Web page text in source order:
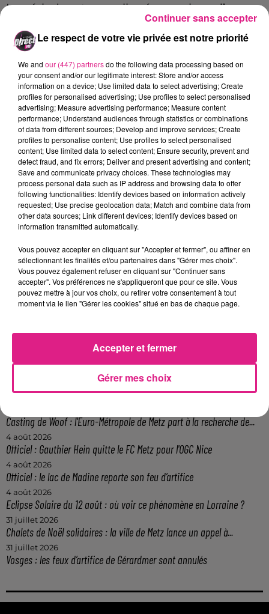
La période est compliquée en raison d’un
manque de visibilité. Les prévisions pour
2026ne sont pas bonnes : une baisse de 5 %
en France est annoncée, un secteur estimé à
50 milliards d’eurosde chiffre d’affaires.
Sur le long terme, la fédération garde
toutefois espoir d’une amélioration, portée
par les attentes des Français :
88 %d’entre eux souhaitent que l’entretien
des réseaux d’eau, des routes et des
infrastructures soit au cœur des débats lors
des prochaines élections municipales.
Travaux Publics de Lorraine :
Crédit :D!RECT FM
Lorraine : une journée pas comme les autres au Parc animalier de...
Metz : une distribution de lunette gratuite pour voir l’éclipse
Casting de Woof : l'Euro-Métropole de Metz part à la recherche de...
4 août 2026
Officiel : Gauthier Hein quitte le FC Metz pour l'OGC Nice
4 août 2026
Officiel : le lac de Madine reporte son feu d’artifice
4 août 2026
Eclipse Solaire du 12 août : où voir ce phénomène en Lorraine ?
31 juillet 2026
Chalets de Noël solidaires : la ville de Metz lance un appel à...
31 juillet 2026
Vosges : les feux d’artifice de Gérardmer sont annulés
Le respect de votre vie privée est notre priorité
We and our (447) partnersdo the following data processing based on
your consent and/or our legitimate interest: Store and/or access
information on a device; Use limited data to select advertising; Create
profiles for personalised advertising; Use profiles to select personalised
advertising; Measure advertising performance; Measure content
performance; Understand audiences through statistics or combinations
of data from different sources; Develop and improve services; Create
profiles to personalise content; Use profiles to select personalised
content; Use limited data to select content; Ensure security, prevent and
detect fraud, and fix errors; Deliver and present advertising and content;
Save and communicate privacy choices. These technologies may
process personal data such as IP address and browsing data to offer
following functionalities: Identify devices based on information actively
requested; Use precise geolocation data; Match and combine data from
other data sources; Link different devices; Identify devices based on
information transmitted automatically.
Vous pouvez accepter en cliquant sur "Accepter et fermer", ou affiner en
sélectionnant les finalités et/ou partenaires dans "Gérer mes choix".
Vous pouvez également refuser en cliquant sur "Continuer sans
accepter". Vos préférences ne s'appliqueront que pour ce site. Vous
pouvez mettre à jour vos choix, ou retirer votre consentement à tout
moment via le lien "Gérer les cookies" situé en bas de chaque page.
Gérer mes choix
Accepter et fermer
Continuer sans accepter